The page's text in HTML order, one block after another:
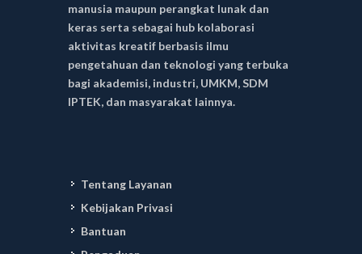
manusia maupun perangkat lunak dan
keras serta sebagai hub kolaborasi
aktivitas kreatif berbasis ilmu
pengetahuan dan teknologi yang terbuka
bagi akademisi, industri, UMKM, SDM
IPTEK, dan masyarakat lainnya.
Tentang Layanan
Kebijakan Privasi
Bantuan